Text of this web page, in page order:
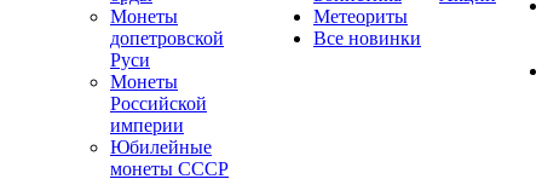
Монеты
допетровской
Руси
Монеты
Российской
империи
Юбилейные
монеты СССР
Метеориты
Все новинки